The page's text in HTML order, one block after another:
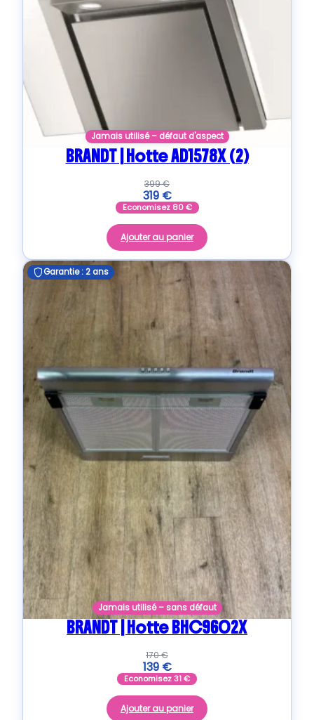
Jamais utilisé – défaut d'aspect
BRANDT | Hotte AD1578X (2)
399€
319 €
Economisez 80€
Ajouter au panier
Garantie : 2 ans
Jamais utilisé – sans défaut
BRANDT | Hotte BHC9602X
170€
139 €
Economisez31€
Ajouter au panier